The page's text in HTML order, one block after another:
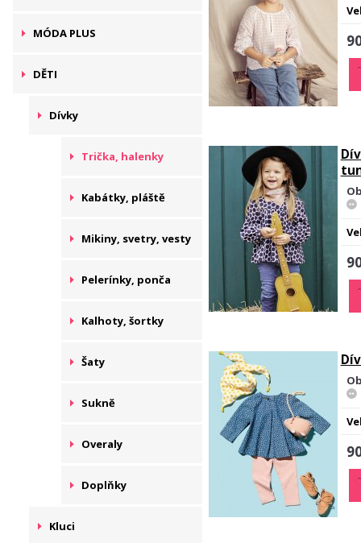
MÓDA PLUS
DĚTI
Dívky
Trička, halenky
Kabátky, pláště
Mikiny, svetry, vesty
Pelerínky, ponča
Kalhoty, šortky
Šaty
Sukně
Overaly
Doplňky
Kluci